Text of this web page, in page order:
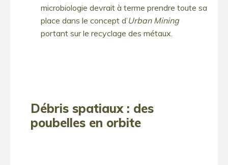
microbiologie devrait à terme prendre toute sa
place dans le concept d’Urban Mining
portant sur le recyclage des métaux.
Débris spatiaux : des
poubelles en orbite